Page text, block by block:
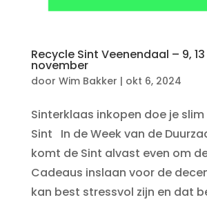
Recycle Sint Veenendaal – 9, 13
november
door Wim Bakker | okt 6, 2024
Sinterklaas inkopen doe je
Sint In de Week van de
komt de Sint alvast even om
Cadeaus inslaan voor de
kan best stressvol zijn en dat